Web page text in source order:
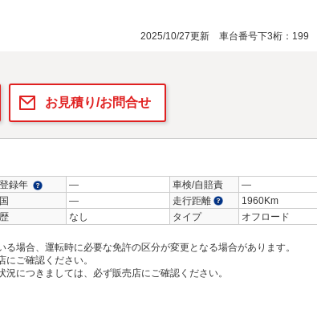
2025/10/27更新 車台番号下3桁：199
お見積り/お問合せ
録年 ― 車検/自賠責
―
― 走行距離
1960Km
なし タイプ オフロード
場合、運転時に必要な免許の区分が変更となる場合があります。
ご確認ください。
につきましては、必ず販売店にご確認ください。